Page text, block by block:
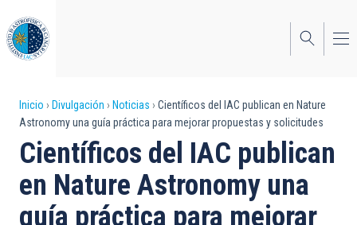
al
contenido
principal
Sobrescribir
enlaces
de
ayuda
Inicio Divulgación Noticias
Científicos del IAC publican en Nature
Astronomy una guía práctica para mejorar propuestas y solicitudes
Científicos del IAC publican
en Nature Astronomy una
guía práctica para mejorar